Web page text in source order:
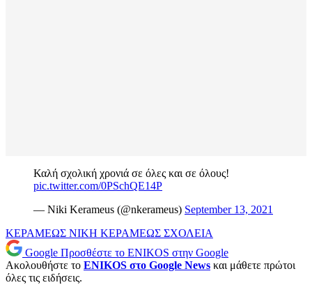
Καλή σχολική χρονιά σε όλες και σε όλους!
pic.twitter.com/0PSchQE14P
— Niki Kerameus (@nkerameus) September 13, 2021
ΚΕΡΑΜΕΩΣ ΝΙΚΗ ΚΕΡΑΜΕΩΣ ΣΧΟΛΕΙΑ
Google Προσθέστε το ENIKOS στην Google
Ακολουθήστε το ENIKOS στο Google News και μάθετε πρώτοι
όλες τις ειδήσεις.